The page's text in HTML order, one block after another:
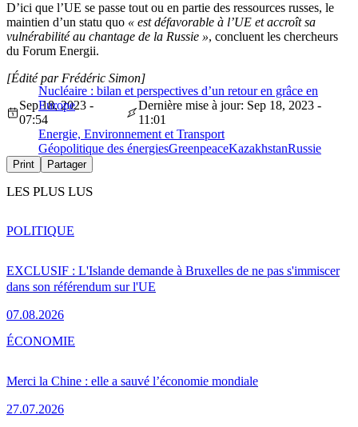
D’ici que l’UE se passe tout ou en partie des ressources russes, le
maintien d’un statu quo « est défavorable à l’UE et accroît sa
vulnérabilité au chantage de la Russie », concluent les chercheurs
du Forum Energii.
Nucléaire : bilan et perspectives d’un retour en grâce en
Europe
[Édité par Frédéric Simon]
Sep 18, 2023 -
07:54
Dernière mise à jour: Sep 18, 2023 -
11:01
Energie, Environnement et Transport
Géopolitique des énergiesGreenpeaceKazakhstanRussie
Print Partager
LES PLUS LUS
EXCLUSIF : L'Islande demande à Bruxelles de ne pas s'immiscer
dans son référendum sur l'UE
07.08.2026
POLITIQUE
Merci la Chine : elle a sauvé l’économie mondiale
27.07.2026
ÉCONOMIE